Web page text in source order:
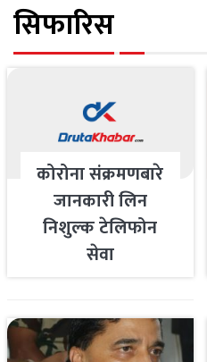
सिफारिस
कोरोना संक्रमणबारे
जानकारी लिन
निशुल्क टेलिफोन
सेवा